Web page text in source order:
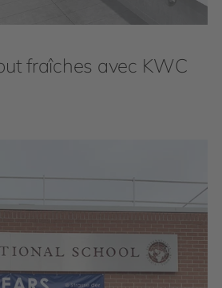
fraîches avec KWC